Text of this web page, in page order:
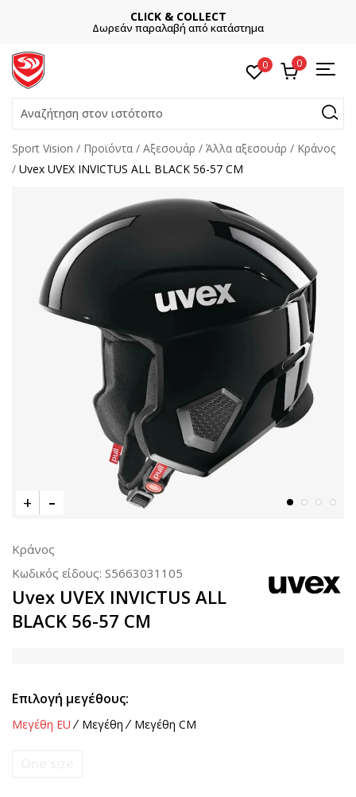
CLICK & COLLECT
Δωρεάν παραλαβή από κατάστημα
0 0
Αναζήτηση στον ιστότοπο
Sport Vision Προϊόντα Αξεσουάρ Άλλα αξεσουάρ
Κράνος
Uvex UVEX INVICTUS ALL BLACK 56-57 CM
Κράνος
Κωδικός είδους: S5663031105
Uvex UVEX INVICTUS ALL
BLACK 56-57 CM
Επιλογή μεγέθους:
Μεγέθη EU Μεγέθη Μεγέθη CM